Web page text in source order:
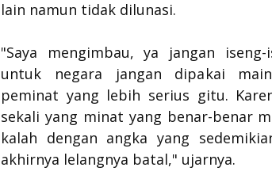
lain namun tidak dilunasi.
"Saya mengimbau, ya jangan
untuk negara jangan dipakai
peminat yang lebih serius gitu.
sekali yang minat yang benar-benar
kalah dengan angka yang
akhirnya lelangnya batal," ujarnya.